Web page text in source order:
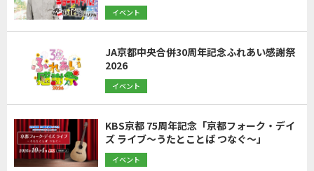
イベント
JA京都中央合併30周年記念ふれあい感謝祭
2026
イベント
KBS京都 75周年記念「京都フォーク・デイ
ズ ライブ～うたとことば つなぐ～」
イベント